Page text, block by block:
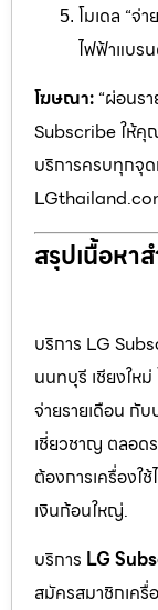
โมเดล “จ่
ไฟฟ้าแบร
โฆษณา: “ผ่อนร
Subscribe ให้คุ
บริการครบทุกจุด
สรุปเนื้อหา
บริการ LG
นนทบุรี เชียงใหม่
จ่ายรายเดือน กั
เชี่ยวชาญ ตลอด
ต้องการเครื่องใ
เงินก้อนใหญ่.
บริการ LG
สมัครสมาชิกเครื่